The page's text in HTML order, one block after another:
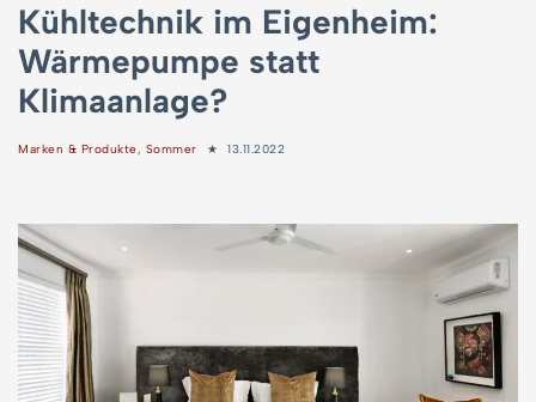
Kühltechnik im Eigenheim:
Wärmepumpe statt
Klimaanlage?
Marken & Produkte, Sommer 13.11.2022